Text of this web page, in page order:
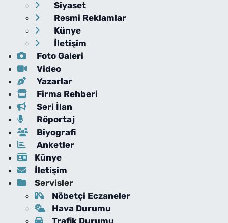
Siyaset
Resmi Reklamlar
Künye
İletişim
Foto Galeri
Video
Yazarlar
Firma Rehberi
Seri İlan
Röportaj
Biyografi
Anketler
Künye
İletişim
Servisler
Nöbetçi Eczaneler
Hava Durumu
Trafik Durumu